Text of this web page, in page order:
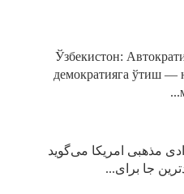
Ўзбекистон:
демократияга ўтиш —
مذهبی امریکا می‌گوید
جا برای...